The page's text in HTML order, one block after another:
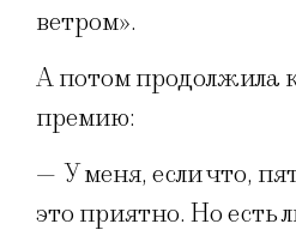
ветром».
А потом продолжила
премию:
— У меня, если что,
это приятно. Но есть